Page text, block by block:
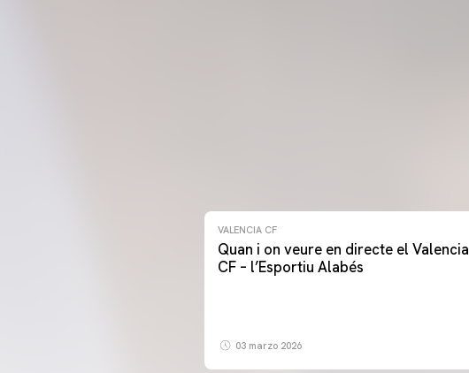
VALENCIA CF
Quan i on veure en directe el Valencia
CF – l’Esportiu Alabés
03 marzo 2026